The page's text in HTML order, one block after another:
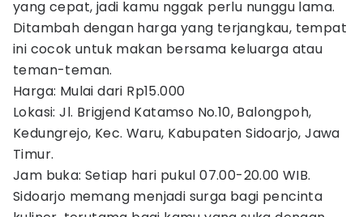
yang cepat, jadi kamu nggak perlu nunggu lama.
Ditambah dengan harga yang terjangkau, tempat
ini cocok untuk makan bersama keluarga atau
teman-teman.
Harga: Mulai dari Rp15.000
Lokasi: Jl. Brigjend Katamso No.10, Balongpoh,
Kedungrejo, Kec. Waru, Kabupaten Sidoarjo, Jawa
Timur.
Jam buka: Setiap hari pukul 07.00-20.00 WIB.
Sidoarjo memang menjadi surga bagi pencinta